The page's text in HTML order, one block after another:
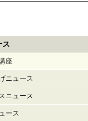
ス
座
ニュース
ニュース
ース